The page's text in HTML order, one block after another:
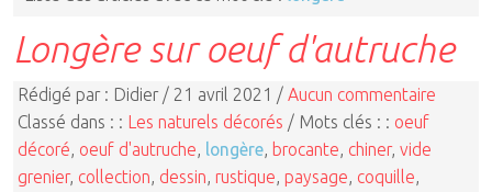
Longère sur oeuf d'autruche
Rédigé par : Didier / 21 avril 2021 / Aucun commentaire
Classé dans : : Les naturels décorés / Mots clés : : oeuf
décoré oeuf d'autruche longère brocante chiner, vide
grenier, collection dessin rustique paysage coquille